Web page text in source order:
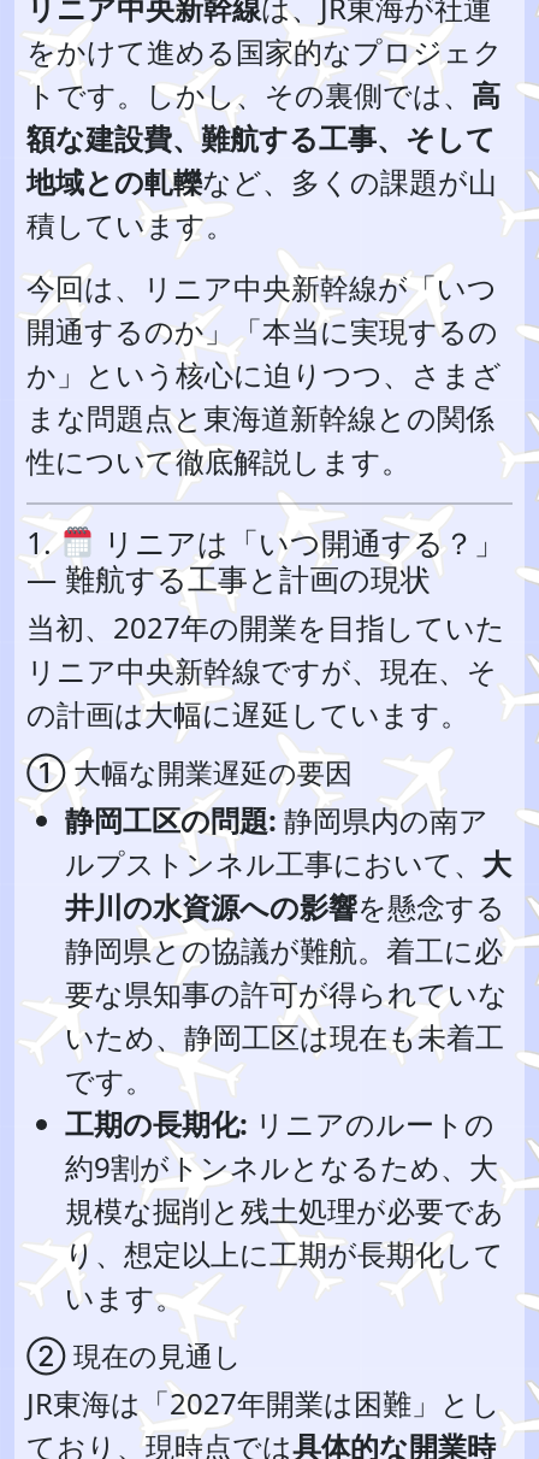
をかけて進める国家的なプロジェク
トです。しかし、その裏側では、 高
額な建設費、難航する工事、そして
地域との軋轢など、多くの課題が山
積しています。
今回は、リニア中央新幹線が「いつ
開通するのか」「本当に実現するの
か」という核心に迫りつつ、さまざ
まな問題点と東海道新幹線との関係
性について徹底解説します。
1.
リニアは「いつ開通する？」
— 難航する工事と計画の現状
当初、2027年の開業を目指していた
リニア中央新幹線ですが、現在、そ
の計画は大幅に遅延しています。
① 大幅な開業遅延の要因
静岡工区の問題: 静岡県内の南ア
ルプストンネル工事において、 大
井川の水資源への影響を懸念する
静岡県との協議が難航。着工に必
要な県知事の許可が得られていな
いため、静岡工区は現在も未着工
です。
工期の長期化: リニアのルートの
約9割がトンネルとなるため、大
規模な掘削と残土処理が必要であ
り、想定以上に工期が長期化して
います。
② 現在の見通し
JR東海は「2027年開業は困難」とし
ており、現時点では具体的な開業時